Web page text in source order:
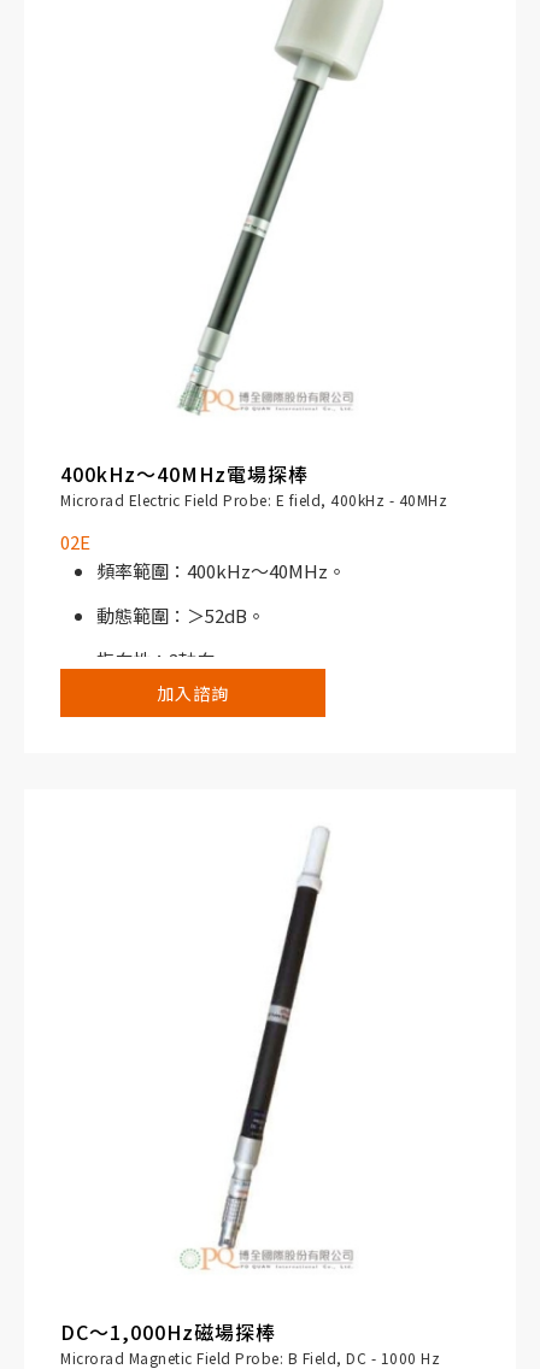
400kHz～40MHz電場探棒
Microrad Electric Field Probe: E field, 400kHz - 40MHz
02E
頻率範圍：400kHz～40MHz。
動態範圍：＞52dB。
指向性：3軸向。
搭配NHT310寬頻電磁場分析儀或NHT3D選頻/
加入諮詢
DC～1,000Hz磁場探棒
Microrad Magnetic Field Probe: B Field, DC - 1000 Hz